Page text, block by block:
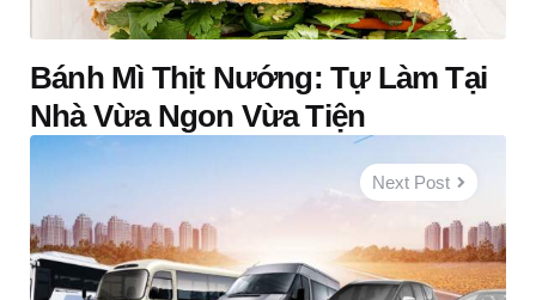
Bánh Mì Thịt Nướng: Tự Làm Tại
Nhà Vừa Ngon Vừa Tiện
Next Post